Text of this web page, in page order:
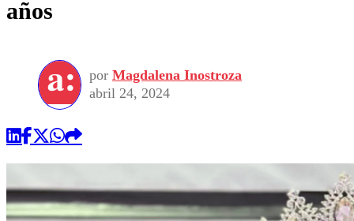
años
por Magdalena Inostroza
abril 24, 2024